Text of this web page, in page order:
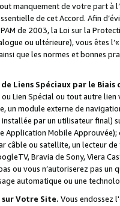
manquement de votre part à
de cet Accord. Afin
de 2003, la Loi sur la
ou ultérieure), vous êtes
que les normes et bonnes
Liens Spéciaux par le
Lien Spécial ou tout autre
un module externe de
installée par un utilisateur
Application Mobile
câble ou satellite, un lecteur
Bravia de Sony, Viera
ou vous n’autoriserez pas
automatique ou une
sur Votre Site. Vous endossez